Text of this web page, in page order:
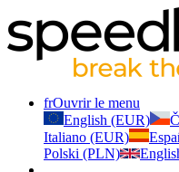
frOuvrir le menu
English (EUR)
Italiano (EUR)
Polski (PLN)